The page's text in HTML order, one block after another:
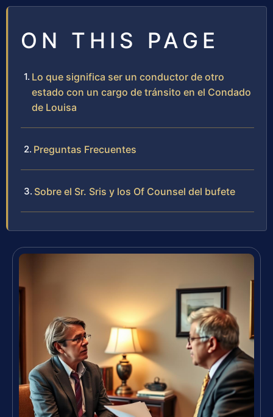
ON THIS PAGE
Lo que significa ser un conductor de otro
estado con un cargo de tránsito en el Condado
de Louisa
Preguntas Frecuentes
Sobre el Sr. Sris y los Of Counsel del bufete